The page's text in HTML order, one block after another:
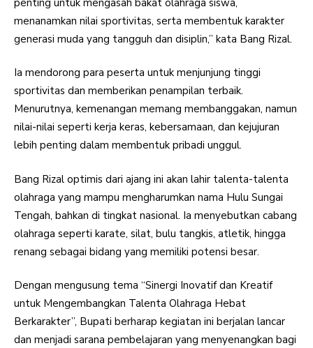
menanamkan nilai sportivitas, serta membentuk karakter
generasi muda yang tangguh dan disiplin,” kata Bang Rizal.
Ia mendorong para peserta untuk menjunjung tinggi
sportivitas dan memberikan penampilan terbaik.
Menurutnya, kemenangan memang membanggakan, namun
nilai-nilai seperti kerja keras, kebersamaan, dan kejujuran
lebih penting dalam membentuk pribadi unggul.
Bang Rizal optimis dari ajang ini akan lahir talenta-talenta
olahraga yang mampu mengharumkan nama Hulu Sungai
Tengah, bahkan di tingkat nasional. Ia menyebutkan cabang
olahraga seperti karate, silat, bulu tangkis, atletik, hingga
renang sebagai bidang yang memiliki potensi besar.
Dengan mengusung tema “Sinergi Inovatif dan Kreatif
untuk Mengembangkan Talenta Olahraga Hebat
Berkarakter”, Bupati berharap kegiatan ini berjalan lancar
dan menjadi sarana pembelajaran yang menyenangkan bagi